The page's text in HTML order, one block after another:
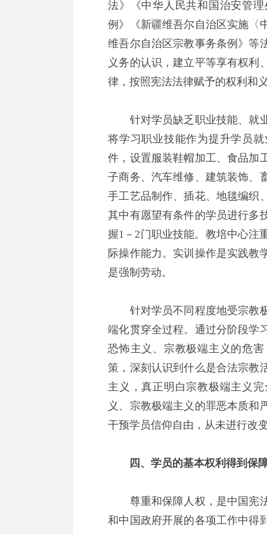
法》《中华人民共和国治安管
例》《新疆维吾尔自治区实施〈
维吾尔自治区宗教事务条例》等
义务的认识，建立平等享有权利
律，按照宪法法律赋予的权利和
针对学员缺乏职业技能、就业
将学习职业技能作为提升学员
件，设置服装鞋帽加工、食品加
子商务、汽车维修、建筑装饰、
手工艺品制作、插花、地毯编织
其中有愿望有条件的学员进行多
握1－2门职业技能。教培中心注
际操作能力。实训操作是实践教
是强制劳动。
针对学员不同程度地受宗教极
端化贯穿全过程。通过分阶段学
恐怖主义、宗教极端主义的危
策，深刻认识到什么是合法宗教
主义，真正明白宗教极端主义
义、宗教极端主义的罪恶本质和
干预学员信仰自由，从未进行改
四、学员的基本权利得到保
尊重和保障人权，是中国宪法
和中国政府开展的各项工作中得